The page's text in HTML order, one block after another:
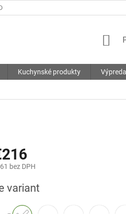
Kuchynské produkty
bez DPH
variant